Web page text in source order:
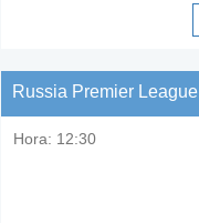
Russia Premier League
Hora: 12:30